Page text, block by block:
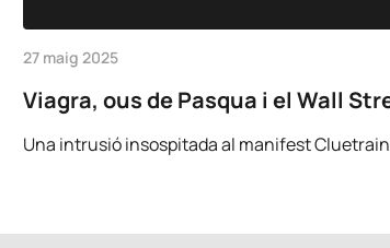
27 maig 2025
Viagra, ous de Pasqua i el Wall
Una intrusió insospitada al manifest